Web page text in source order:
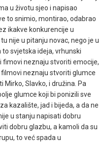
u životu sjeo i napisao
to snimio, montirao, odabrao
ikakve konkurencije u
nije u pitanju novac, nego je u
svjetska ideja, vrhunski
fimovi neznaju stvoriti emocije,
neznaju stvoriti glumce
Slavko, i družina. Pa
glumce koji bi ponizili sve
kazalište, jad i bijeda, a da ne
u stanju napisati dobru
dobru glazbu, a kamoli da su
to već spada u